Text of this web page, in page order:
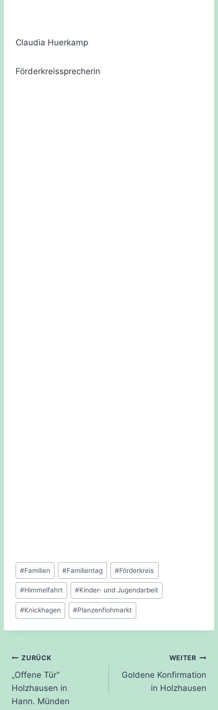
Claudia Huerkamp
Förderkreissprecherin
Schlagworte:
#Familien #Familientag #Förderkreis
#Himmelfahrt #Kinder- und Jugendarbeit
#Knickhagen #Planzenflohmarkt
Beitragsnavigation
ZURÜCK
„Offene Tür“
Holzhausen in
Hann. Münden
WEITER
Goldene Konfirmation
in Holzhausen